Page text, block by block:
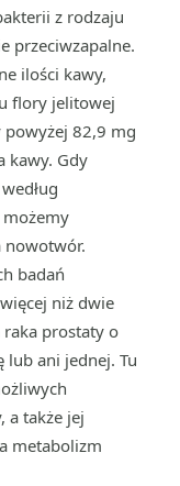
z rodzaju
przeciwzapalne.
ilości kawy,
flory jelitowej
powyżej 82,9 mg
kawy. Gdy
możemy
nowotwór.
badań
niż dwie
prostaty o
lub ani jednej. Tu
a także jej
metabolizm